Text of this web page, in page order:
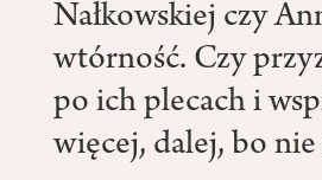
Nałkowskiej czy
wtórność. Czy
po ich plecach i
więcej, dalej, bo